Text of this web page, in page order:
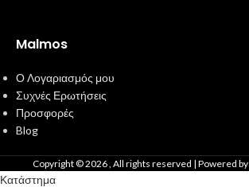
Malmos
Ο Λογαριασμός μου
Συχνές Ερωτήσεις
Προσφορές
Blog
Copyright ©2026, All rights reserved | Powered by
Κατάστημα